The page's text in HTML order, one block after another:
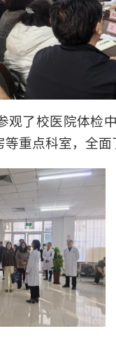
观了校医院体检
等重点科室，全面